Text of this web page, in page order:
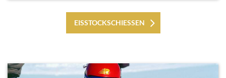
EISSTOCKSCHIESSEN